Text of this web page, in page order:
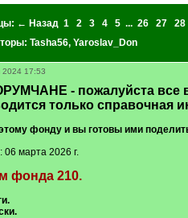
← Назад 1 2 3 4 5 ... 26 27 28
Tasha56, Yaroslav_Don
2024 17:53
- пожалуйста все
только справочная
фонду и вы готовы ими
марта 2026 г.
фонда 210.